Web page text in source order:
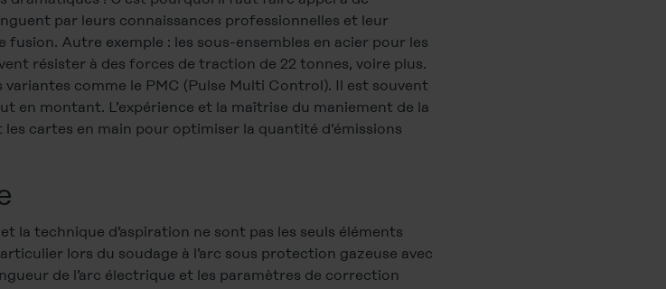
par leurs connaissances professionnelles et leur
Autre exemple : les sous-ensembles en acier pour les
résister à des forces de traction de 22 tonnes, voire plus.
comme le PMC (Pulse Multi Control). Il est souvent
en montant. L’expérience et la maîtrise du maniement de la
cartes en main pour optimiser la quantité d’émissions
la technique d’aspiration ne sont pas les seuls éléments
lors du soudage à l’arc sous protection gazeuse avec
de l’arc électrique et les paramètres de correction